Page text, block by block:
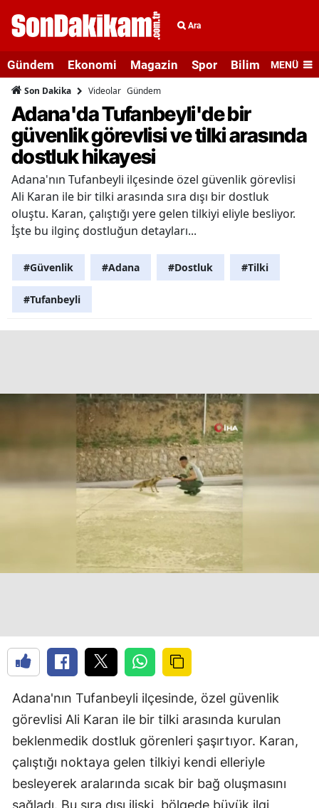
Ara
Gündem Ekonomi Magazin Spor Bilim veMENÜ
Son Dakika Videolar Gündem
Adana'da Tufanbeyli'de bir
güvenlik görevlisi ve tilki arasında
dostluk hikayesi
Adana'nın Tufanbeyli ilçesinde özel güvenlik görevlisi
Ali Karan ile bir tilki arasında sıra dışı bir dostluk
oluştu. Karan, çalıştığı yere gelen tilkiyi eliyle besliyor.
İşte bu ilginç dostluğun detayları...
#Güvenlik #Adana #Dostluk #Tilki
#Tufanbeyli
Adana'nın Tufanbeyli ilçesinde, özel güvenlik
görevlisi Ali Karan ile bir tilki arasında kurulan
beklenmedik dostluk görenleri şaşırtıyor. Karan,
çalıştığı noktaya gelen tilkiyi kendi elleriyle
besleyerek aralarında sıcak bir bağ oluşmasını
sağladı. Bu sıra dışı ilişki, bölgede büyük ilgi